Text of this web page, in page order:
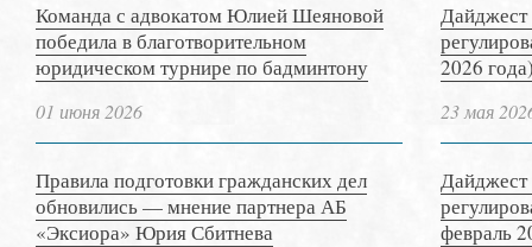
Команда с адвокатом Юлией Шеяновой
победила в благотворительном
юридическом турнире по бадминтону
01 июня 2026
Правила подготовки гражданских дел
обновились — мнение партнера АБ
«Эксиора» Юрия Сбитнева
Дайджест
2026
23 мая
Дайджест
февраль